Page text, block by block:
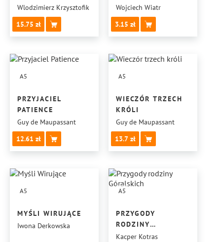
Wlodzimierz Krzysztofik
15.75
Wojciech Wiatr
3.15
A5
PRZYJACIEL
PATIENCE
Guy de Maupassant
12.61
A5
WIECZÓR TRZECH
KRÓLI
Guy de Maupassant
13.7
A5
MYŚLI WIRUJĄCE
Iwona Derkowska
A5
PRZYGODY
RODZINY
GÓRALSKICH
Kacper Kotras